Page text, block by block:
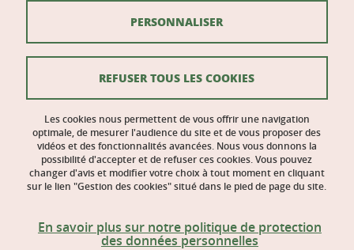
Données personnelles
Crédits
Actualités LLU
Gestion des cookies
Accessibilité : non conforme
Les cookies nous permettent de vous offrir une navigation
optimale, de mesurer l'audience du site et de vous proposer des
vidéos et des fonctionnalités avancées. Nous vous donnons la
possibilité d'accepter et de refuser ces cookies. Vous pouvez
changer d'avis et modifier votre choix à tout moment en cliquant
sur le lien "Gestion des cookies" situé dans le pied de page du site.
En savoir plus sur notre politique de protection
des données personnelles
REFUSER TOUS LES COOKIES
PERSONNALISER